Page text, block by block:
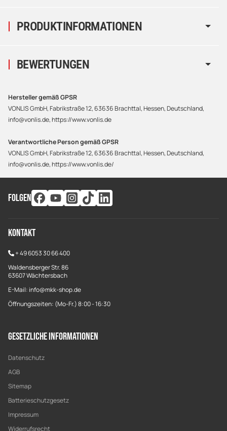
PRODUKTINFORMATIONEN
BEWERTUNGEN
Hersteller gemäß GPSR
VONLIS GmbH, Fabrikstraße 12, 63636 Brachttal, Hessen, Deutschland,
info@vonlis.de, https://www.vonlis.de
Verantwortliche Person gemäß GPSR
VONLIS GmbH, Fabrikstraße 12, 63636 Brachttal, Hessen, Deutschland,
info@vonlis.de, https://www.vonlis.de/
FOLGEN
Kontakt
+49 6053 30 66 400
Waldensberger Str. 86
63607 Wächtersbach
E-Mail: info@mkk-shop.de
Öffnungszeiten: (Mo-Fr.) 8:00 - 16:30
Gesetzliche Informationen
Datenschutz
AGB
Sitemap
Batterieschutzgesetz
Impressum
Widerrufsrecht